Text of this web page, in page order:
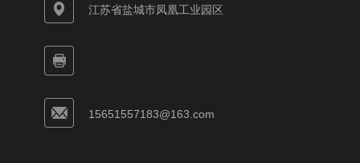
江苏省盐城市凤凰工业园区
15651557183@163.com